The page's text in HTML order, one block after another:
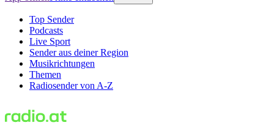
Top Sender
Podcasts
Live Sport
Sender aus deiner Region
Musikrichtungen
Themen
Radiosender von A-Z